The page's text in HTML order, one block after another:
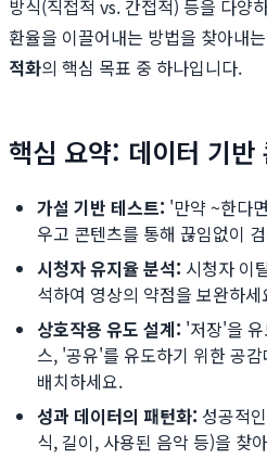
방식(직접적 vs. 간접적) 등을 다양
환율을 이끌어내는 방법을 찾아내
적화의 핵심 목표 중 하나입니다.
핵심 요약: 데이터 기반
가설 기반 테스트: '만약 ~한다
우고 콘텐츠를 통해 끊임없이
시청자 유지율 분석: 시청자 이
석하여 영상의 약점을 보완하세
상호작용 유도 설계: '저장'을
스, '공유'를 유도하기 위한 공
배치하세요.
성과 데이터의 패턴화: 성공적
식, 길이, 사용된 음악 등)을 찾